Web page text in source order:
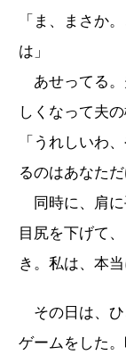
「ま、まさか
は」
あせってる。
しくなって夫の
「うれしいわ
るのはあなただ
同時に、肩に
目尻を下げて
き。私は、本
その日は、ひ
ゲームをした